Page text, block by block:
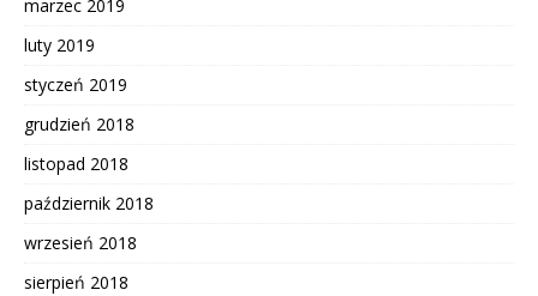
marzec 2019
luty 2019
styczeń 2019
grudzień 2018
listopad 2018
październik 2018
wrzesień 2018
sierpień 2018